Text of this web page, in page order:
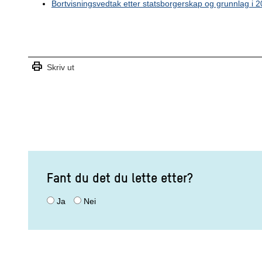
Bortvisningsvedtak etter statsborgerskap og grunnlag i
print Skriv ut
Fant du det du lette etter?
Ja Nei